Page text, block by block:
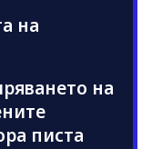
на
на
писта